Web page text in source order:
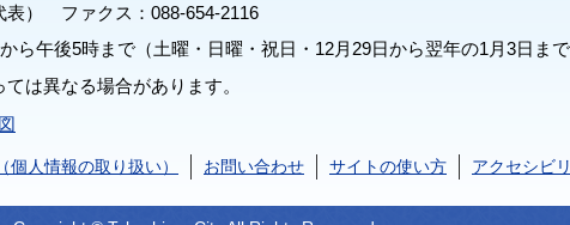
表） ファクス：088-654-2116
ら午後5時まで（土曜・日曜・祝日・12月29日から翌年の1月3日まで
は異なる場合があります。
人情報の取り扱い） お問い合わせ サイトの使い方 アクセシビ